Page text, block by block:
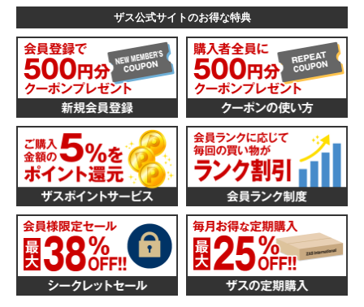
ザス公式サイトのお得な特典